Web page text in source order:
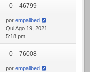
0 46799
por empallbed
Qui Ago 19, 2021
5:18 pm
0 76008
por empallbed